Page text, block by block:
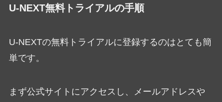
U-NEXT無料トライアルの手順
U-NEXTの無料トライアルに登録するのはとても簡
単です。
まず公式サイトにアクセスし、メールアドレスや